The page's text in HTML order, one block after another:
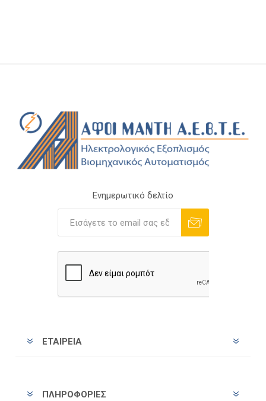
Ενημερωτικό δελτίο
ΕΤΑΙΡΕΊΑ
ΠΛΗΡΟΦΟΡΊΕΣ